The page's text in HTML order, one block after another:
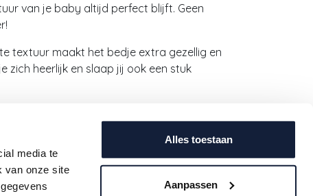
media te
van onze site
Alles toestaan
Aanpassen
van je baby altijd perfect blijft. Geen
textuur maakt het bedje extra gezellig en
zich heerlijk en slaap jij ook een stuk
samen met de Airgosafe topper of
slaapervaring. Geef je baby het
die je verdient.